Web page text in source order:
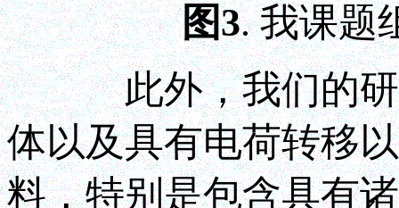
图3. 我课题
此外，我们的研究
体以及具有电荷转移
料，特别是包含具有